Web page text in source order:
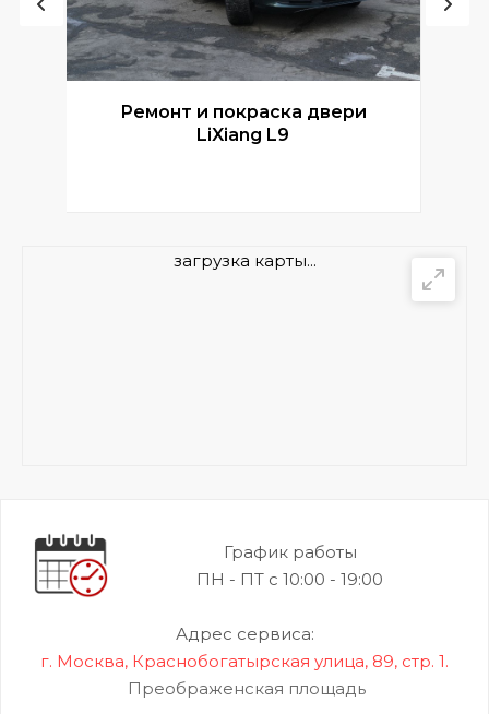
Ремонт и покраска двери
LiXiang L9
загрузка карты...
График работы
ПН - ПТ с 10:00 - 19:00
Адрес сервиса:
г. Москва, Краснобогатырская улица, 89, стр. 1.
Преображенская площадь